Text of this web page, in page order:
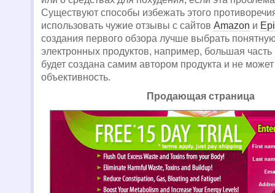
Существуют способы избежать этого
использовать чужие отзывы с сайтов Amazon и
создания первого обзора лучше выбрать
электронных продуктов, например, большая
будет создана самим автором продукта и не
объективность.
Продающая страница